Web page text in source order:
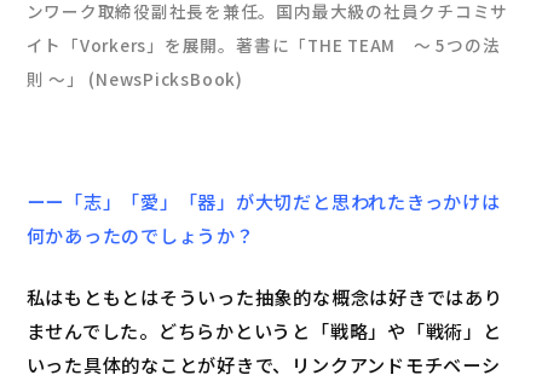
ンワーク取締役副社長を兼任。国内最大級の社員クチコミサ
イト「Vorkers」を展開。著書に「THE TEAM 〜 5つの法
則 〜」 (NewsPicksBook)
ーー「志」「愛」「器」が大切だと思われたきっかけは
何かあったのでしょうか？
私はもともとはそういった抽象的な概念は好きではあり
ませんでした。どちらかというと「戦略」や「戦術」と
いった具体的なことが好きで、リンクアンドモチベーシ